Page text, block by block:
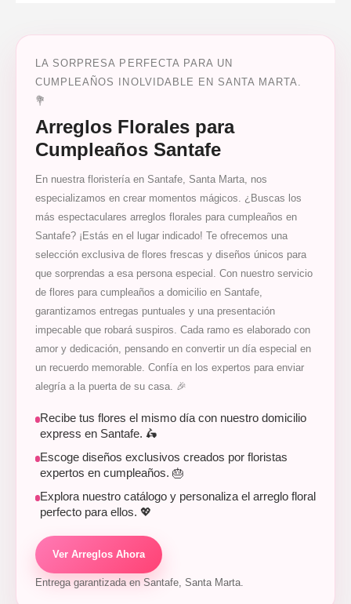
LA SORPRESA PERFECTA PARA UN
CUMPLEAÑOS INOLVIDABLE EN SANTA MARTA.
💐
Arreglos Florales para
Cumpleaños Santafe
En nuestra floristería en Santafe, Santa Marta, nos
especializamos en crear momentos mágicos. ¿Buscas los
más espectaculares arreglos florales para cumpleaños en
Santafe? ¡Estás en el lugar indicado! Te ofrecemos una
selección exclusiva de flores frescas y diseños únicos para
que sorprendas a esa persona especial. Con nuestro servicio
de flores para cumpleaños a domicilio en Santafe,
garantizamos entregas puntuales y una presentación
impecable que robará suspiros. Cada ramo es elaborado con
amor y dedicación, pensando en convertir un día especial en
un recuerdo memorable. Confía en los expertos para enviar
alegría a la puerta de su casa. 🎉
Recibe tus flores el mismo día con nuestro domicilio
express en Santafe. 🛵
Escoge diseños exclusivos creados por floristas
expertos en cumpleaños. 🎂
Explora nuestro catálogo y personaliza el arreglo floral
perfecto para ellos. 💖
Ver Arreglos Ahora
Entrega garantizada en Santafe, Santa Marta.